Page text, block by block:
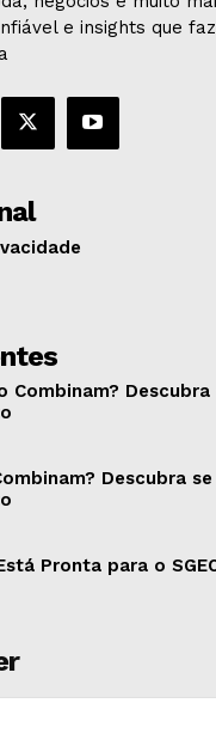
e insights que
Combinam? Descubra
Descubra se
Pronta para o